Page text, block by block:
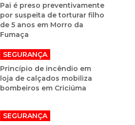
Pai é preso preventivamente
por suspeita de torturar filho
de 5 anos em Morro da
Fumaça
SEGURANÇA
Princípio de incêndio em
loja de calçados mobiliza
bombeiros em Criciúma
SEGURANÇA